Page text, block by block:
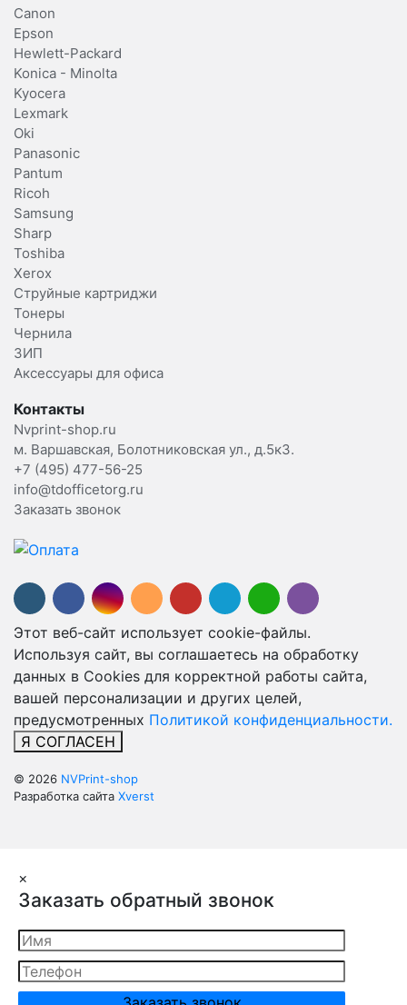
Canon
Epson
Hewlett-Packard
Konica - Minolta
Kyocera
Lexmark
Oki
Panasonic
Pantum
Ricoh
Samsung
Sharp
Toshiba
Xerox
Струйные картриджи
Тонеры
Чернила
ЗИП
Аксессуары для офиса
Контакты
Nvprint-shop.ru
м. Варшавская, Болотниковская ул., д.5к3.
+7 (495) 477-56-25
info@tdofficetorg.ru
Заказать звонок
Этот веб-сайт использует cookie-файлы.
Используя сайт, вы соглашаетесь на обработку
данных в Cookies для корректной работы сайта,
вашей персонализации и других целей,
предусмотренных Политикой конфиденциальности.
Я СОГЛАСЕН
© 2026 NVPrint-shop
Разработка сайта Xverst
×
Заказать обратный звонок